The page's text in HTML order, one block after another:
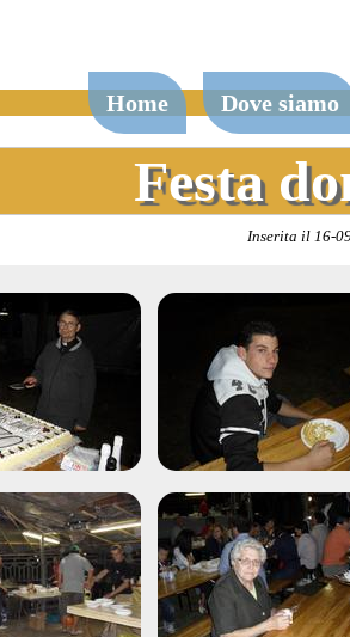
Home Dove siamo
Festa
Inserita il 16-